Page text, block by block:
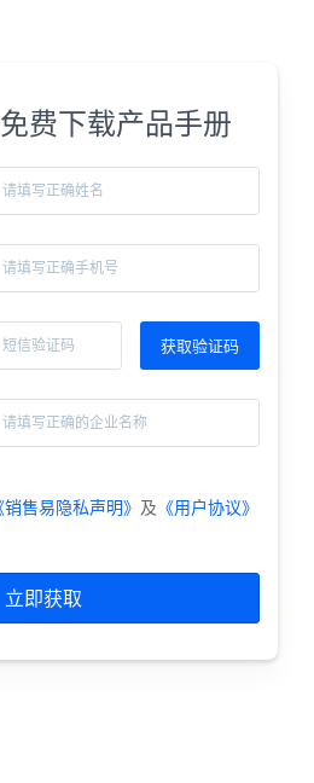
费下载产品手册
销售易隐私声明》 及 《用户协议》
立即获取